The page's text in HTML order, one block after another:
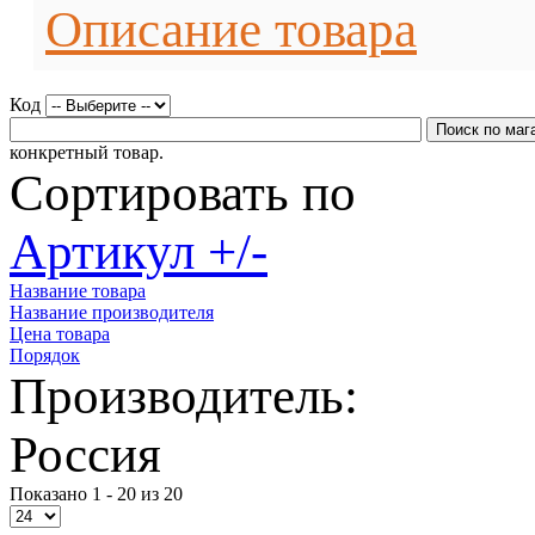
Описание товара
Код
конкретный товар.
Сортировать по
Артикул +/-
Название товара
Название производителя
Цена товара
Порядок
Производитель:
Россия
Показано 1 - 20 из 20